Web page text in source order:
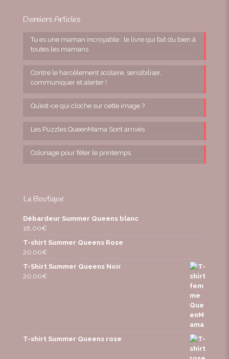
Derniers Articles
Tu es une maman incroyable : le livre qui fait du bien à
toutes les mamans
Contre le harcèlement scolaire, sensibiliser,
communiquer et alerter !
Qu’est-ce qui cloche sur cette image ?
Les Puzzles QueenMama Sont arrivés
Coloriage pour fêter le printemps
La Boutique
Débardeur Summer Queens blanc
18,00€
T-shirt Summer Queens Rose
20,00€
T-Shirt Summer Queens Noir
20,00€
T-shirt Summer Queens rose